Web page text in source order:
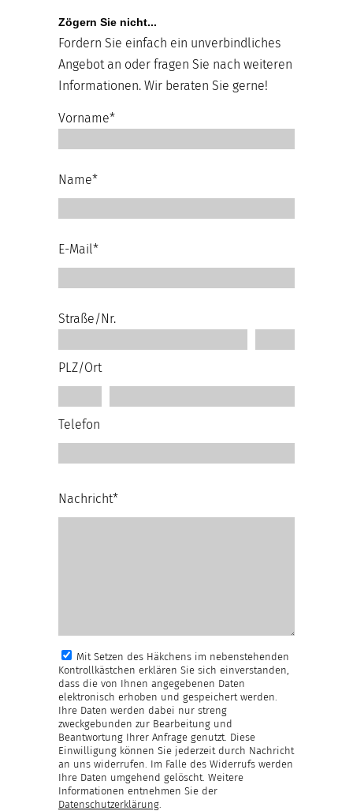
Zögern Sie nicht...
Fordern Sie einfach ein unverbindliches
Angebot an oder fragen Sie nach weiteren
Informationen. Wir beraten Sie gerne!
Vorname*
Name*
E-Mail*
Straße/Nr.
PLZ/Ort
Telefon
Nachricht*
Mit Setzen des Häkchens im nebenstehenden
Kontrollkästchen erklären Sie sich einverstanden,
dass die von Ihnen angegebenen Daten
elektronisch erhoben und gespeichert werden.
Ihre Daten werden dabei nur streng
zweckgebunden zur Bearbeitung und
Beantwortung Ihrer Anfrage genutzt. Diese
Einwilligung können Sie jederzeit durch Nachricht
an uns widerrufen. Im Falle des Widerrufs werden
Ihre Daten umgehend gelöscht. Weitere
Informationen entnehmen Sie der
Datenschutzerklärung